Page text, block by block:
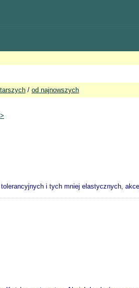
/ od najnowszych
i tych mniej elastycznych,